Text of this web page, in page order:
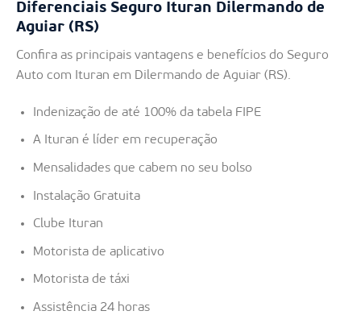
Diferenciais Seguro Ituran Dilermando de
Aguiar (RS)
Confira as principais vantagens e benefícios do Seguro
Auto com Ituran em Dilermando de Aguiar (RS).
Indenização de até 100% da tabela FIPE
A Ituran é líder em recuperação
Mensalidades que cabem no seu bolso
Instalação Gratuita
Clube Ituran
Motorista de aplicativo
Motorista de táxi
Assistência 24 horas